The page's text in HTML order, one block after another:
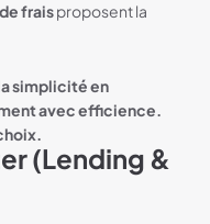
fraisproposent la
simplicité en
avec efficience.
(Lending &